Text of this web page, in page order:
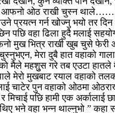
आफनो ओठ राखी चुस्न
प्रयत्न गर्न खोज्नु भयो तर
पछि वहा ढिला हुदै मलाई
मुख भित्र राखी खुब चुसे फेरी
मेरा दुबै हात वहाको
मैले महशुुस गरे तब एउटा हातले
मेरो मुखबाट रयाल वहाको
चाटेर पुन वहाको ओठमा
मिचाई पछि हामी एक अर्कालाई
भने वहा भन्न थाल्नुभो ” कहा